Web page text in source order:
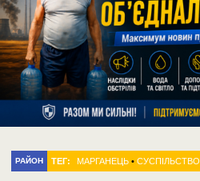
РАЙОН ТЕГ: МАРГАНЕЦЬ •СУСПІЛЬСТВО